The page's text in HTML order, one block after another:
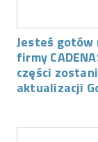
Jesteś gotów
firmy
części
aktualizacji